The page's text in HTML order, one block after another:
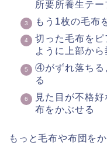
所要所養生テ
もう1枚の毛布
切った毛布を
ように上部か
④がずれ落ちる
る
見た目が不格
布をかぶせる
もっと毛布や布団を